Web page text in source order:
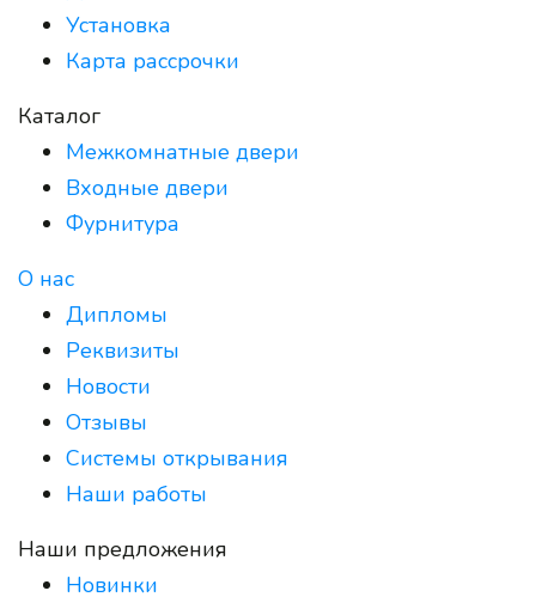
Установка
Карта рассрочки
Каталог
Межкомнатные двери
Входные двери
Фурнитура
О нас
Дипломы
Реквизиты
Новости
Отзывы
Системы открывания
Наши работы
Наши предложения
Новинки